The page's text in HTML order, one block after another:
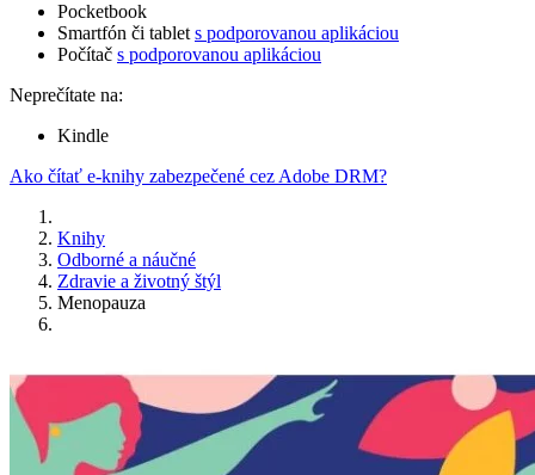
Pocketbook
Smartfón či tablet s podporovanou aplikáciou
Počítač s podporovanou aplikáciou
Neprečítate na:
Kindle
Ako čítať e-knihy zabezpečené cez Adobe DRM?
Knihy
Odborné a náučné
Zdravie a životný štýl
Menopauza